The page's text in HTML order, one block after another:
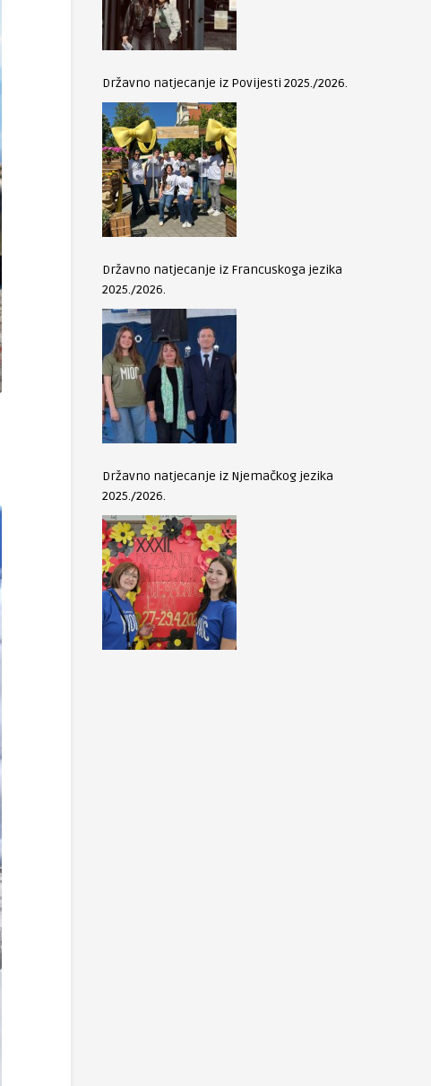
Državno natjecanje iz Povijesti 2025./2026.
Državno natjecanje iz Francuskoga jezika
2025./2026.
Državno natjecanje iz Njemačkog jezika
2025./2026.